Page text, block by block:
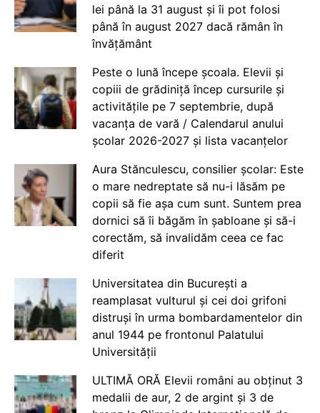
lei până la 31 august și îi pot folosi
până în august 2027 dacă rămân în
învățământ
Peste o lună începe școala. Elevii și
copiii de grădiniță încep cursurile și
activitățile pe 7 septembrie, după
vacanța de vară / Calendarul anului
școlar 2026-2027 și lista vacanțelor
Aura Stănculescu, consilier școlar: Este
o mare nedreptate să nu-i lăsăm pe
copii să fie așa cum sunt. Suntem prea
dornici să îi băgăm în șabloane și să-i
corectăm, să invalidăm ceea ce fac
diferit
Universitatea din București a
reamplasat vulturul și cei doi grifoni
distruși în urma bombardamentelor din
anul 1944 pe frontonul Palatului
Universității
ULTIMĂ ORĂ Elevii români au obținut 3
medalii de aur, 2 de argint și 3 de